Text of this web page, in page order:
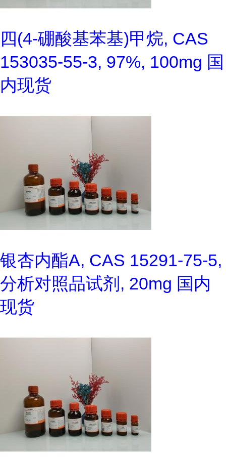
四(4-硼酸基苯基)甲烷, CAS
153035-55-3, 97%, 100mg 国
内现货
银杏内酯A, CAS 15291-75-5,
分析对照品试剂, 20mg 国内
现货